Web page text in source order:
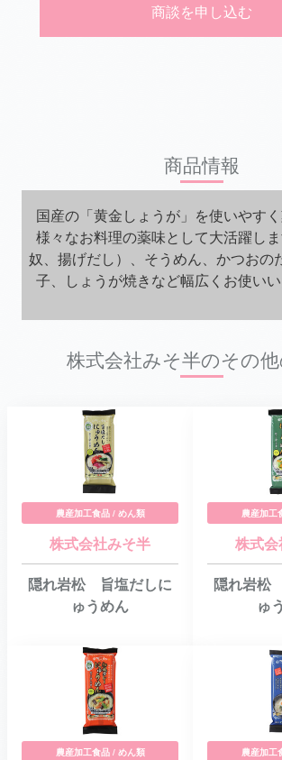
商談を申し込む
商品情報
国産の「黄金しょうが」を使いやすく
様々なお料理の薬味として大活躍し
奴、揚げだし）、そうめん、かつおの
子、しょうが焼きなど幅広くお使いい
株式会社みそ半のその
農産加工食品 / めん類
株式会社みそ半
隠れ岩松 旨塩だしに
ゅうめん
農産加工
株式
隠れ岩松
ゅ
農産加工食品 / めん類 農産加工